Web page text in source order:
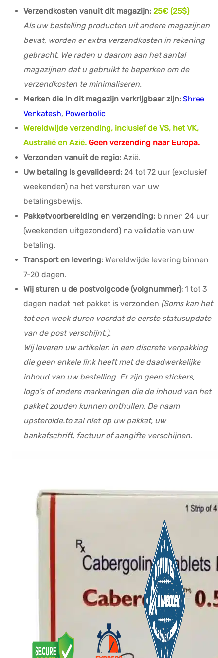
Verzendkosten vanuit dit magazijn: 25€ (25$)
Als uw bestelling producten uit andere magazijnen
bevat, worden er extra verzendkosten in rekening
gebracht. We raden u daarom aan het aantal
magazijnen dat u gebruikt te beperken om de
verzendkosten te minimaliseren.
Merken die in dit magazijn verkrijgbaar zijn: Shree
Venkatesh, Powerbolic
Wereldwijde verzending, inclusief de VS, het VK,
Australië en Azië. Geen verzending naar Europa.
Verzonden vanuit de regio: Azië.
Uw betaling is gevalideerd: 24 tot 72 uur (exclusief
weekenden) na het versturen van uw
betalingsbewijs.
Pakketvoorbereiding en verzending: binnen 24 uur
(weekenden uitgezonderd) na validatie van uw
betaling.
Transport en levering: Wereldwijde levering binnen
7-20 dagen.
Wij sturen u de postvolgcode (volgnummer): 1 tot 3
dagen nadat het pakket is verzonden (Soms kan het
tot een week duren voordat de eerste statusupdate
van de post verschijnt.).
Wij leveren uw artikelen in een discrete verpakking
die geen enkele link heeft met de daadwerkelijke
inhoud van uw bestelling. Er zijn geen stickers,
logo's of andere markeringen die de inhoud van het
pakket zouden kunnen onthullen. De naam
upsteroide.to zal niet op uw pakket, uw
bankafschrift, factuur of aangifte verschijnen.